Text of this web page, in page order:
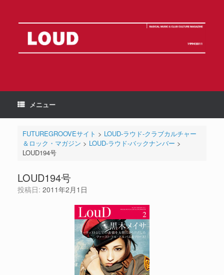
プ
メニュー
FUTUREGROOVEサイト > LOUD-ラウド-クラブカルチャー
＆ロック・マガジン > LOUD-ラウド-バックナンバー >
LOUD194号
LOUD194号
投稿日: 2011年2月1日